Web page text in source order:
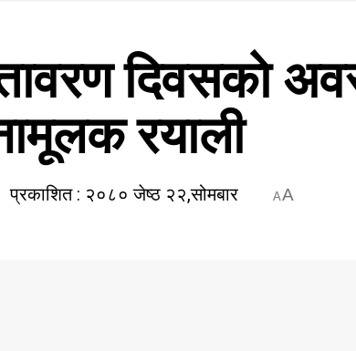
दिवसकाे
रयाली
प्रकाशित : २०८० जेष्ठ २२,सोमबार AA